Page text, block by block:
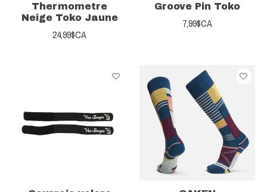
Thermometre
Neige Toko Jaune
24,99$CA
Groove Pin Toko
7,99$CA